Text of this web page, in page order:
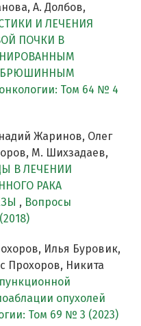
А. Долбов,
И ЛЕЧЕНИЯ
ПОЧКИ В
Том 64 № 4
Жаринов, Олег
М. Шихзадаев,
В ЛЕЧЕНИИ
РАКА
, Вопросы
Илья Буровик,
Прохоров, Никита
опухолей
Том 69 № 3 (2023)